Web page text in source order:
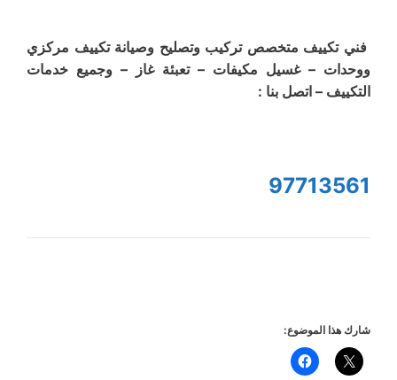
فني تكييف متخصص تركيب وتصليح وصيانة تكييف مركزي
ووحدات – غسيل مكيفات – تعبئة غاز – وجميع خدمات
التكييف – اتصل بنا :
97713561
شارك هذا الموضوع: